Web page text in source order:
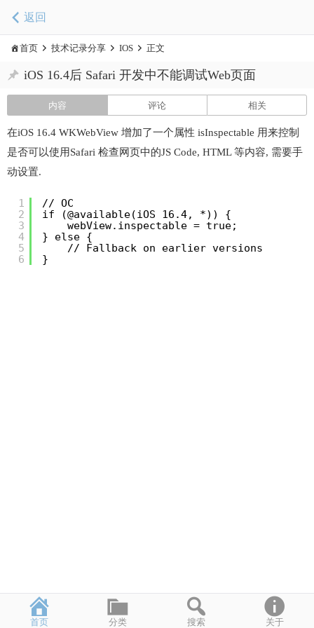
返回
首页 技术记录分享 IOS 正文
iOS 16.4后 Safari 开发中不能调试Web页面
内容 评论 相关
在iOS 16.4 WKWebView 增加了一个属性 isInspectable 用来控制
是否可以使用Safari 检查网页中的JS Code, HTML 等内容, 需要手
动设置.
1
2
3
4
5
6
// OC
if (@available(iOS 16.4, *)) {
webView.inspectable = true;
} else {
// Fallback on earlier versions
}
首页 分类 搜索 关于